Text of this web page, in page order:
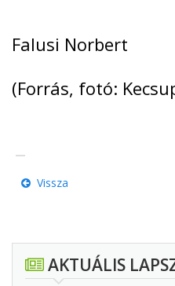
Falusi Norbert
(Forrás, fotó:
Vissza
AKTUÁLIS